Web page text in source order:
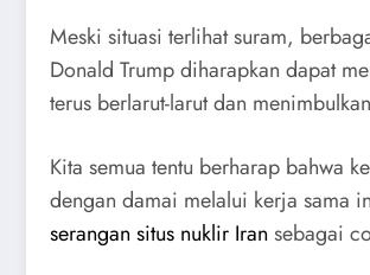
Meski situasi terlihat suram,
Donald Trump diharapkan dapat
terus berlarut-larut dan
Kita semua tentu berharap bahwa
dengan damai melalui kerja sama
serangan situs nuklir Iran sebagai